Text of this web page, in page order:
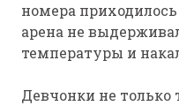
номера
арена не
температуры и
Девчонки не только